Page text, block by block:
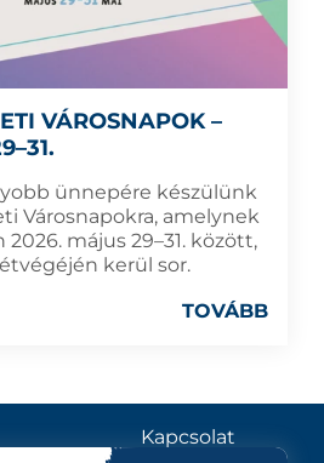
VÁROSNAPOK –
ünnepére készülünk
Városnapokra, amelynek
2026. május 29–31. között,
kerül sor.
TOVÁBB
Kapcsolat